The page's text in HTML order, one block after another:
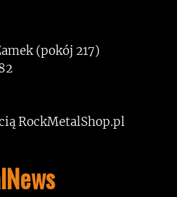
(pokój 217)
RockMetalShop.pl